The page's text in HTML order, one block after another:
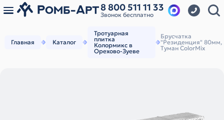
8 800 511 11 33
Звонок бесплатно
Главная Каталог
Тротуарная
плитка
Колормикс в
Орехово-Зуеве
Брусчатка
"Резиденция" 80мм,
Туман ColorMix